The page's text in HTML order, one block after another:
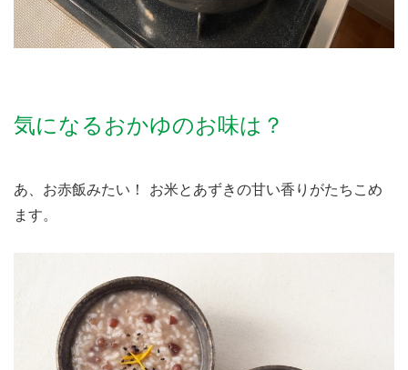
気になるおかゆのお味は？
あ、お赤飯みたい！ お米とあずきの甘い香りがたちこめ
ます。